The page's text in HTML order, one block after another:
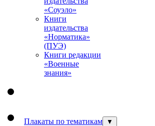
«Соуэло»
Книги
издательства
«Норматика»
(ПУЭ)
Книги редакции
«Военные
знания»
Плакаты по тематикам ▼